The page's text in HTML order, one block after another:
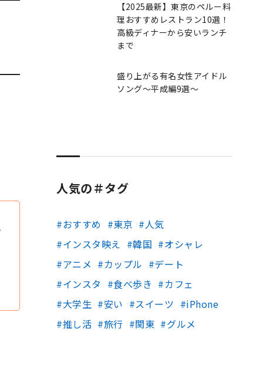
【2025最新】東京のペルー料
理おすすめレストラン10選！
高級ディナーから安いランチ
まで
盛り上がる有名女性アイドル
ソング～平成編9選～
人気の＃タグ
おすすめ 東京
人気
インスタ映え
韓国
オシャレ
アニメ
カップル
デート
インスタ
食べ歩き
カフェ
大学生
安い スイーツ
iPhone
推し活
旅行 関東 グルメ